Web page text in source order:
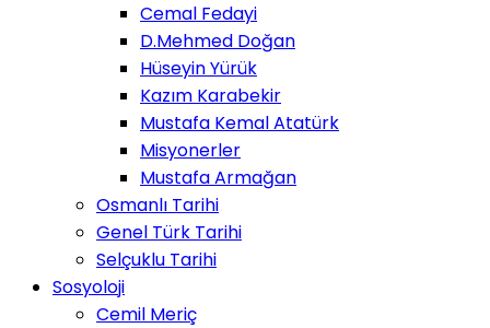
Cemal Fedayi
D.Mehmed Doğan
Hüseyin Yürük
Kazım Karabekir
Mustafa Kemal Atatürk
Misyonerler
Mustafa Armağan
Osmanlı Tarihi
Genel Türk Tarihi
Selçuklu Tarihi
Sosyoloji
Cemil Meriç